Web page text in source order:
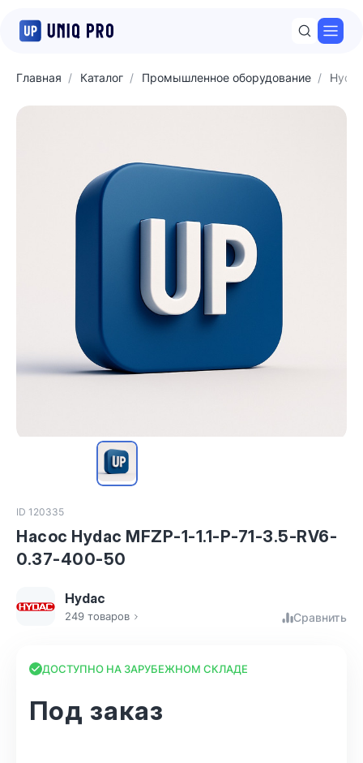
Главная Каталог Промышленное оборудование
ID 120335
Насос Hydac MFZP-1-1.1-P-71-3.5-RV6-
0.37-400-50
Hydac
249 товаров Сравнить
ДОСТУПНО НА ЗАРУБЕЖНОМ СКЛАДЕ
Под заказ